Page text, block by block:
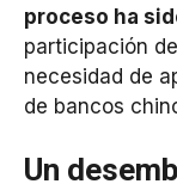
proceso ha
participación
necesidad de
de bancos
Un